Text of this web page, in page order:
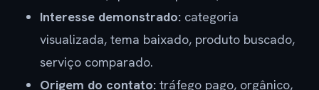
Interesse demonstrado: categoria
visualizada, tema baixado, produto buscado,
serviço comparado.
Origem do contato: tráfego pago, orgânico,